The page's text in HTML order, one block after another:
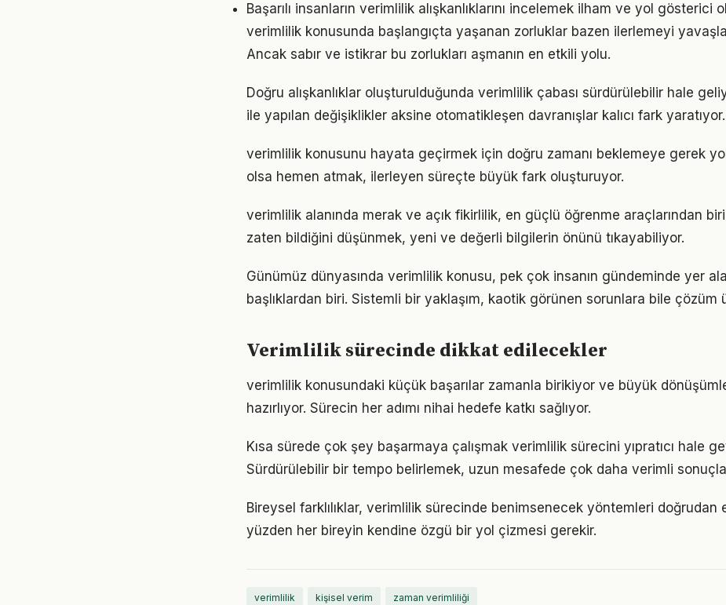
Başarılı insanların verimlilik alışkanlıklarını incelemek ilham ve yol gösterici
verimlilik konusunda başlangıçta yaşanan zorluklar bazen ilerlemeyi
Ancak sabır ve istikrar bu zorlukları aşmanın en etkili yolu.
Doğru alışkanlıklar oluşturulduğunda verimlilik çabası sürdürülebilir hale
ile yapılan değişiklikler aksine otomatikleşen davranışlar kalıcı fark yaratıyor.
verimlilik konusunu hayata geçirmek için doğru zamanı beklemeye gerek
olsa hemen atmak, ilerleyen süreçte büyük fark oluşturuyor.
verimlilik alanında merak ve açık fikirlilik, en güçlü öğrenme araçlarından
zaten bildiğini düşünmek, yeni ve değerli bilgilerin önünü tıkayabiliyor.
Günümüz dünyasında verimlilik konusu, pek çok insanın gündeminde yer
başlıklardan biri. Sistemli bir yaklaşım, kaotik görünen sorunlara bile çözüm
Verimlilik sürecinde dikkat edilecekler
verimlilik konusundaki küçük başarılar zamanla birikiyor ve büyük
hazırlıyor. Sürecin her adımı nihai hedefe katkı sağlıyor.
Kısa sürede çok şey başarmaya çalışmak verimlilik sürecini yıpratıcı hale
Sürdürülebilir bir tempo belirlemek, uzun mesafede çok daha verimli
Bireysel farklılıklar, verimlilik sürecinde benimsenecek yöntemleri doğrudan
yüzden her bireyin kendine özgü bir yol çizmesi gerekir.
verimlilik kişisel verim zaman verimliliği